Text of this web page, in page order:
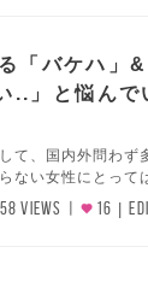
「バケハ」
..」と悩んで
て、国内外問わず
ない女性にとって
VIEWS 16